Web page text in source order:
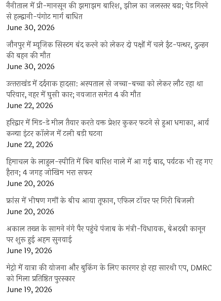
नैनीताल में प्री-मानसून की झमाझम बारिश, झील का जलस्तर बढ़ा; पेड़ गिरने
से हल्द्वानी-पंगोट मार्ग बाधित
June 30, 2026
जौनपुर में म्यूजिक सिस्टम बंद करने को लेकर दो पक्षों में चले ईंट-पत्थर, दुल्हन
की बहन की मौत
June 30, 2026
उत्‍तराखंड में दर्दनाक हादसा: अस्पताल से जच्चा-बच्चा को लेकर लौट रहा था
परिवार, नहर में घुसी कार; नवजात समेत 4 की मौत
June 22, 2026
हरिद्वार में मिड-डे मील तैयार करते वक्त प्रेशर कुकर फटने से हुआ धमाका, आर्य
कन्या इंटर कॉलेज में टली बड़ी घटना
June 22, 2026
हिमाचल के लाहुल-स्पीति में बिन बारिश नाले में आ गई बाढ़, पर्यटक भी रह गए
हैरान; 4 जगह जोखिम भरा सफर
June 20, 2026
फ्रांस में भीषण गर्मी के बीच आया तूफान, एफिल टॉवर पर गिरी बिजली
June 20, 2026
अकाल तख्त के सामने नंगे पैर पहुंचे पंजाब के मंत्री-विधायक, बेअदबी कानून
पर शुरू हुई अहम सुनवाई
June 19, 2026
मेट्रो में यात्रा की योजना और बुकिंग के लिए कारगर हो रहा सारथी एप, DMRC
को मिला प्रतिष्ठित पुरस्कार
June 19, 2026